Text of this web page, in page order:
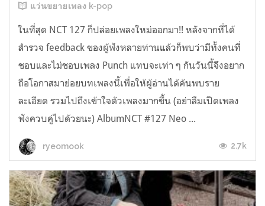
แว่นขยายเพลง k-pop
ในที่สุด NCT 127 ก็ปล่อยเพลงใหม่ออกมา!! หลังจากที่ได้
สำรวจ feedback ของผู้ฟังหลายท่านแล้วก็พบว่ามีทั้งคนที่
ชอบและไม่ชอบเพลง Punch แทบจะเท่า ๆ กันวันนี้จึงอยาก
ถือโอกาสมาย่อยบทเพลงนี้เพื่อให้ผู้อ่านได้ค้นพบราย
ละเอียด รวมไปถึงเข้าใจตัวเพลงมากขึ้น (อย่าลืมเปิดเพลง
ฟังควบคู่ไปด้วยนะ) AlbumNCT #127 Neo ...
ryeomook 2.7k